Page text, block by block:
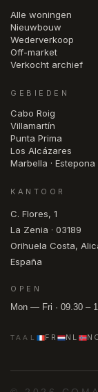
Alle woningen
Nieuwbouw
Wederverkoop
Off-market
Verkocht archief
GEBIEDEN
Cabo Roig
Villamartín
Punta Prima
Los Alcázares
Marbella · Estepona
KANTOOR
C. Flores, 1
La Zenia · 03189
Orihuela Costa,
España
OPEN
Mon — Fri · 09.30 –
TAAL FR NL